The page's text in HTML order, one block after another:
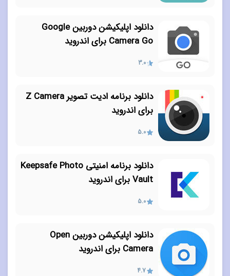
دانلود اپلیکیشن دوربین Google
Camera Go برای اندروید
3.0
دانلود برنامه ادیت تصویر Z Camera
برای اندروید
5.0
دانلود برنامه امنیتی Keepsafe Photo
Vault برای اندروید
5.0
دانلود اپلیکیشن دوربین Open
Camera برای اندروید
4.7